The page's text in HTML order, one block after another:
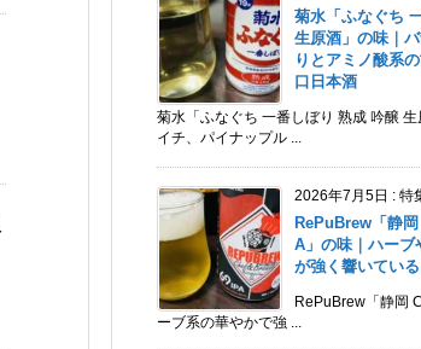
菊水「ふなぐち
生原酒」の味｜
りとアミノ酸系
口日本酒
菊水「ふなぐち 一番しぼり 熟成 吟醸
イチ、パイナップル ...
2026年7月5日 : 特
RePuBrew「静
A」の味｜ハーブ
が強く響いてい
RePuBrew「静岡
ーブ系の華やかで強 ...